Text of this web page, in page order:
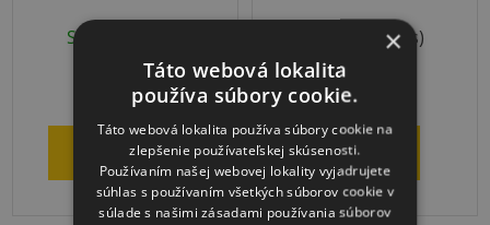
Skladom
€268,99
DO KOŠÍKA
(1 ks)
€48,18
DETAIL
×
Táto webová lokalita
používa súbory cookie.
Táto webová lokalita používa súbory cookie na
zlepšenie používateľskej skúsenosti.
Používaním našej webovej lokality vyjadrujete
súhlas s používaním všetkých súborov cookie v
súlade s našimi zásadami používania súborov